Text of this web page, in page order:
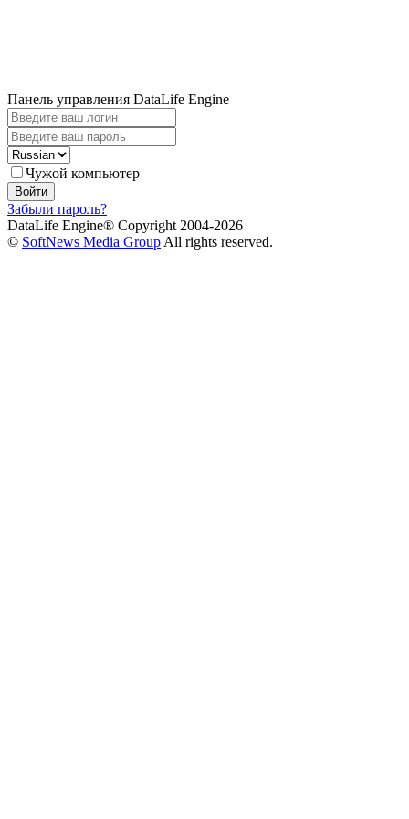
Панель управления DataLife Engine
Чужой компьютер
Войти
Забыли пароль?
DataLife Engine® Copyright 2004-2026
© SoftNews Media Group All rights reserved.